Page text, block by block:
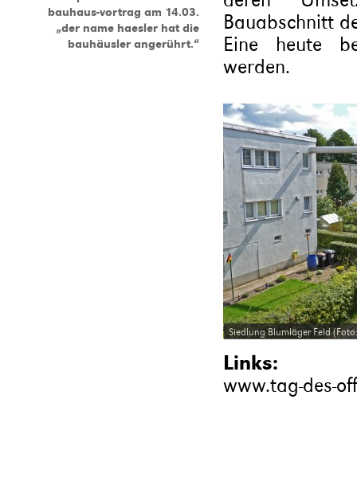
bauhaus-vortrag am 14.03.
„der name haesler hat die
bauhäusler angerührt.“
Bauabschnitt
Eine heute
werden.
Siedlung Blumläger Feld
Links:
www.tag-des-